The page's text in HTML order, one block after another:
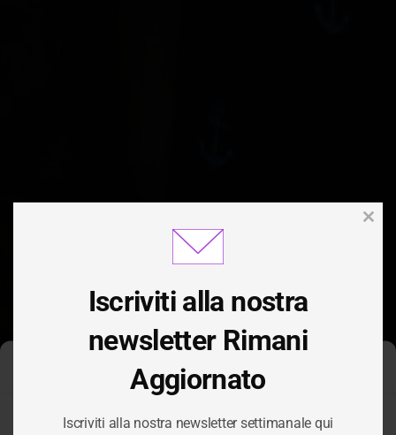
Gestisci Consenso Cookie
Iscriviti alla nostra
newsletter Rimani
Aggiornato
Iscriviti alla nostra newsletter settimanale qui